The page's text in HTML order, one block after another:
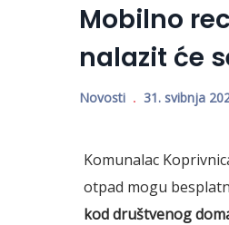
Mobilno
nalazit će
Novosti 31. svibnja
Komunalac
otpad mogu
kod društvenog